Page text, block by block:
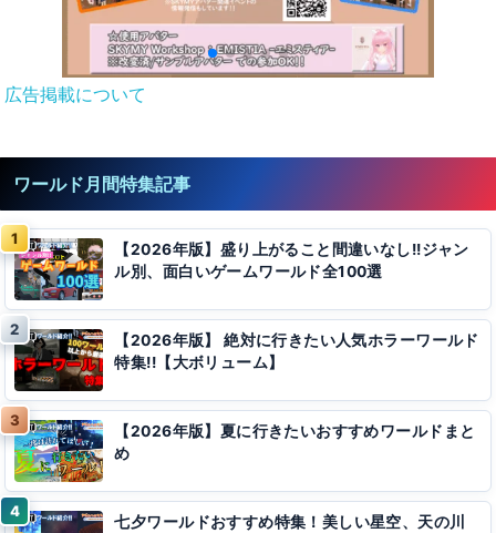
広告掲載について
ワールド月間特集記事
【2026年版】盛り上がること間違いなし!!ジャン
ル別、面白いゲームワールド全100選
【2026年版】 絶対に行きたい人気ホラーワールド
特集!!【大ボリューム】
【2026年版】夏に行きたいおすすめワールドまと
め
七夕ワールドおすすめ特集！美しい星空、天の川